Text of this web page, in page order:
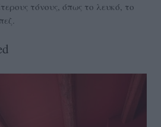
τόνους, όπως το λευκό, το